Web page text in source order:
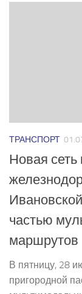
ТРАНСПОРТ
Новая сеть
частью
маршрутов
В пятницу, 28
пригородной